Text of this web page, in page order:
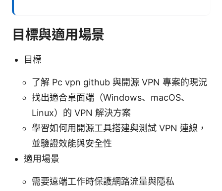
目標與適用場景
目標
了解 Pc vpn github 與開源 VPN 專案的現況
找出適合桌面端（Windows、macOS、
Linux）的 VPN 解決方案
學習如何用開源工具搭建與測試 VPN 連線，
並驗證效能與安全性
適用場景
需要遠端工作時保護網路流量與隱私